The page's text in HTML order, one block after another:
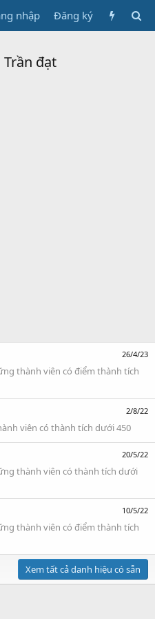
nhập Đăng ký
đạt
26/4/23
thành viên có điểm thành tích
2/8/22
viên có thành tích dưới 450
20/5/22
thành viên có thành tích dưới
10/5/22
thành viên có điểm thành tích
Xem tất cả danh hiệu có sẵn